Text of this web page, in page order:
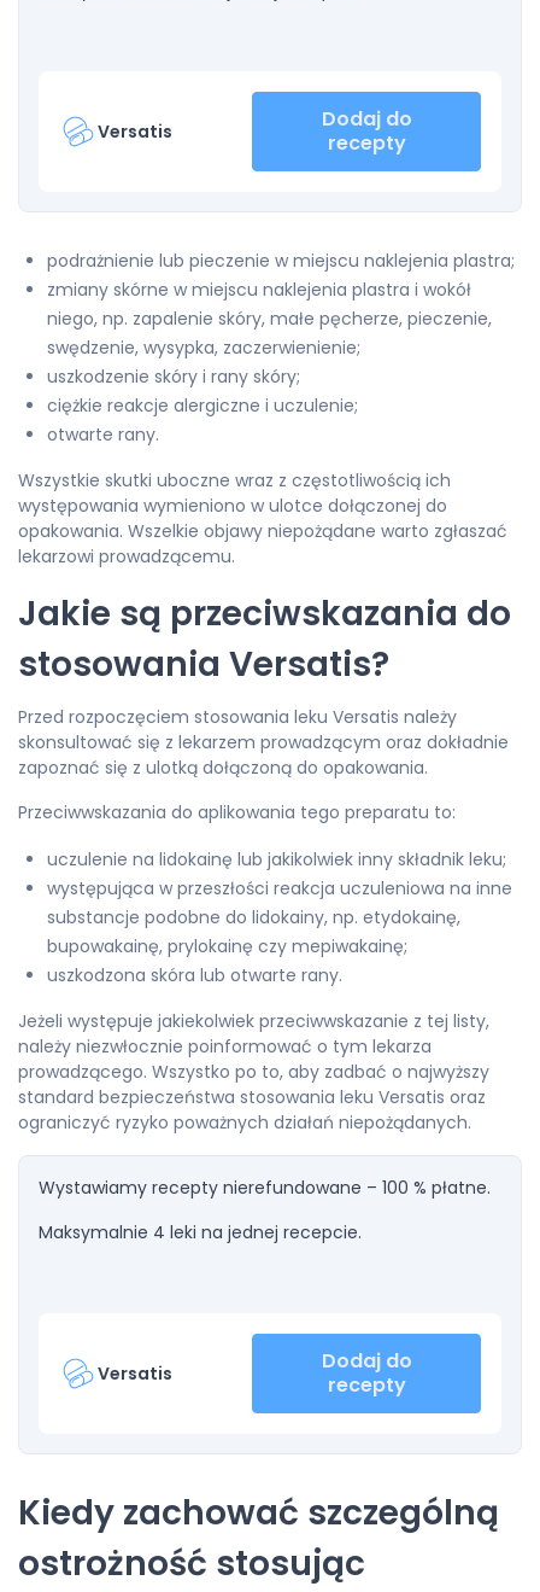
Versatis
Dodaj do
recepty
podrażnienie lub pieczenie w miejscu naklejenia plastra;
zmiany skórne w miejscu naklejenia plastra i wokół
niego, np. zapalenie skóry, małe pęcherze, pieczenie,
swędzenie, wysypka, zaczerwienienie;
uszkodzenie skóry i rany skóry;
ciężkie reakcje alergiczne i uczulenie;
otwarte rany.
Wszystkie skutki uboczne wraz z częstotliwością ich
występowania wymieniono w ulotce dołączonej do
opakowania. Wszelkie objawy niepożądane warto zgłaszać
lekarzowi prowadzącemu.
Jakie są przeciwskazania do
stosowania Versatis?
Przed rozpoczęciem stosowania leku Versatis należy
skonsultować się z lekarzem prowadzącym oraz dokładnie
zapoznać się z ulotką dołączoną do opakowania.
Przeciwwskazania do aplikowania tego preparatu to:
uczulenie na lidokainę lub jakikolwiek inny składnik leku;
występująca w przeszłości reakcja uczuleniowa na inne
substancje podobne do lidokainy, np. etydokainę,
bupowakainę, prylokainę czy mepiwakainę;
uszkodzona skóra lub otwarte rany.
Jeżeli występuje jakiekolwiek przeciwwskazanie z tej listy,
należy niezwłocznie poinformować o tym lekarza
prowadzącego. Wszystko po to, aby zadbać o najwyższy
standard bezpieczeństwa stosowania leku Versatis oraz
ograniczyć ryzyko poważnych działań niepożądanych.
Wystawiamy recepty nierefundowane – 100 % płatne.
Maksymalnie 4 leki na jednej recepcie.
Versatis
Dodaj do
recepty
Kiedy zachować szczególną
ostrożność stosując